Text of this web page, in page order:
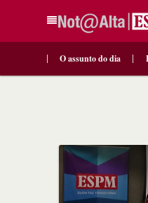
O assunto do dia